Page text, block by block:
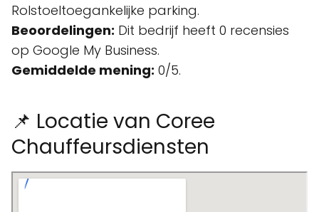
Rolstoeltoegankelijke parking.
Beoordelingen: Dit bedrijf heeft 0 recensies
op Google My Business.
Gemiddelde mening: 0/5.
📌 Locatie van Coree
Chauffeursdiensten